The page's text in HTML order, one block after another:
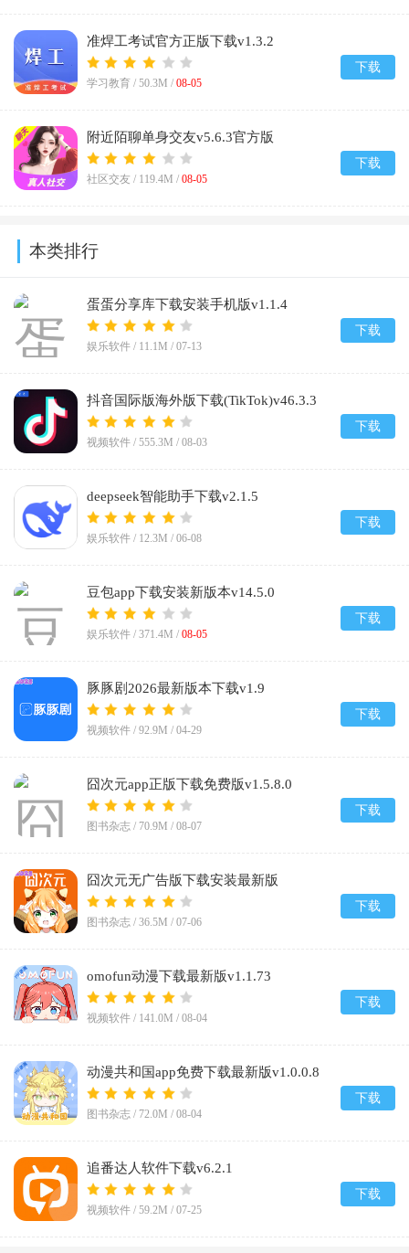
准焊工考试官方正版下载v1.3.2
学习教育 / 50.3M / 08-05
下载
附近陌聊单身交友v5.6.3官方版
社区交友 / 119.4M / 08-05
下载
本类排行
蛋蛋分享库下载安装手机版v1.1.4
娱乐软件 / 11.1M / 07-13
下载
抖音国际版海外版下载(TikTok)v46.3.3
视频软件 / 555.3M / 08-03
下载
deepseek智能助手下载v2.1.5
娱乐软件 / 12.3M / 06-08
下载
豆包app下载安装新版本v14.5.0
娱乐软件 / 371.4M / 08-05
下载
豚豚剧2026最新版本下载v1.9
视频软件 / 92.9M / 04-29
下载
囧次元app正版下载免费版v1.5.8.0
图书杂志 / 70.9M / 08-07
下载
囧次元无广告版下载安装最新版
2026v1.5.8.0
图书杂志 / 36.5M / 07-06
下载
omofun动漫下载最新版v1.1.73
视频软件 / 141.0M / 08-04
下载
动漫共和国app免费下载最新版v1.0.0.8
图书杂志 / 72.0M / 08-04
下载
追番达人软件下载v6.2.1
视频软件 / 59.2M / 07-25
下载